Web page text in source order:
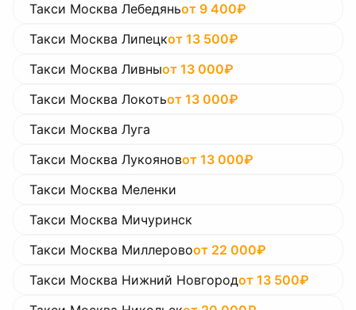
Такси Москва Лебедяньот 9 400₽
Такси Москва Липецкот 13 500₽
Такси Москва Ливныот 13 000₽
Такси Москва Локотьот 13 000₽
Такси Москва Луга
Такси Москва Лукояновот 13 000₽
Такси Москва Меленки
Такси Москва Мичуринск
Такси Москва Миллеровоот 22 000₽
Такси Москва Нижний Новгородот 13 500₽